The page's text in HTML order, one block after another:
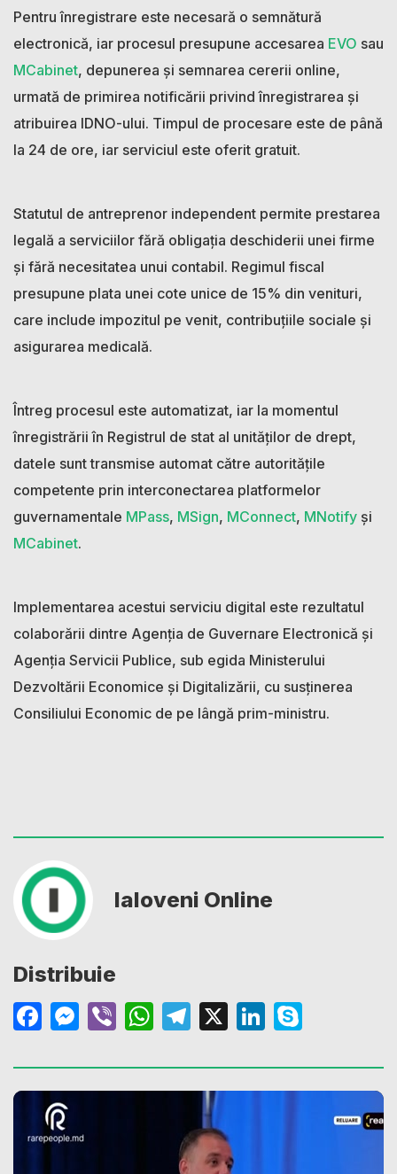
Pentru înregistrare este necesară o semnătură
electronică, iar procesul presupune accesarea EVO sau
MCabinet, depunerea și semnarea cererii online,
urmată de primirea notificării privind înregistrarea și
atribuirea IDNO-ului. Timpul de procesare este de până
la 24 de ore, iar serviciul este oferit gratuit.
Statutul de antreprenor independent permite prestarea
legală a serviciilor fără obligația deschiderii unei firme
și fără necesitatea unui contabil. Regimul fiscal
presupune plata unei cote unice de 15% din venituri,
care include impozitul pe venit, contribuțiile sociale și
asigurarea medicală.
Întreg procesul este automatizat, iar la momentul
înregistrării în Registrul de stat al unităților de drept,
datele sunt transmise automat către autoritățile
competente prin interconectarea platformelor
guvernamentale MPass, MSign, MConnect, MNotify și
MCabinet.
Implementarea acestui serviciu digital este rezultatul
colaborării dintre Agenția de Guvernare Electronică și
Agenția Servicii Publice, sub egida Ministerului
Dezvoltării Economice și Digitalizării, cu susținerea
Consiliului Economic de pe lângă prim-ministru.
Ialoveni Online
Distribuie
Facebook
Messenger
ViberWhatsApp
Telegram
X LinkedIn